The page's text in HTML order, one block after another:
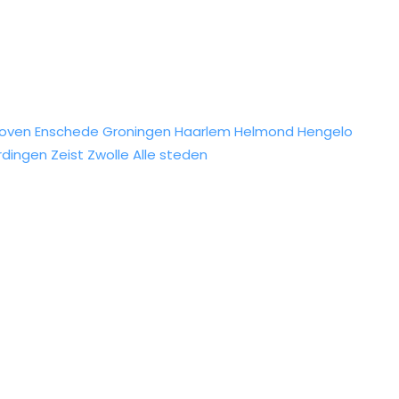
Enschede Groningen Haarlem Helmond Hengelo
Zeist Zwolle Alle steden